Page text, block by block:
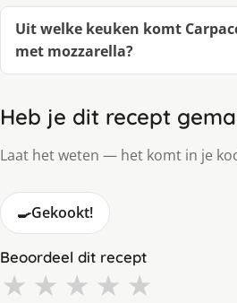
Uit welke keuken komt
met mozzarella?
Heb je dit recept
Laat het weten — het komt in je
🍳Gekookt!
Beoordeel dit recept
★ ★ ★ ★ ★